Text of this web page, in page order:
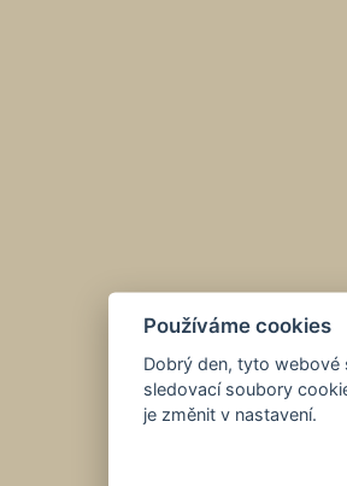
Používáme cookies
Dobrý den, tyto webové
sledovací soubory
je změnit v nastavení.